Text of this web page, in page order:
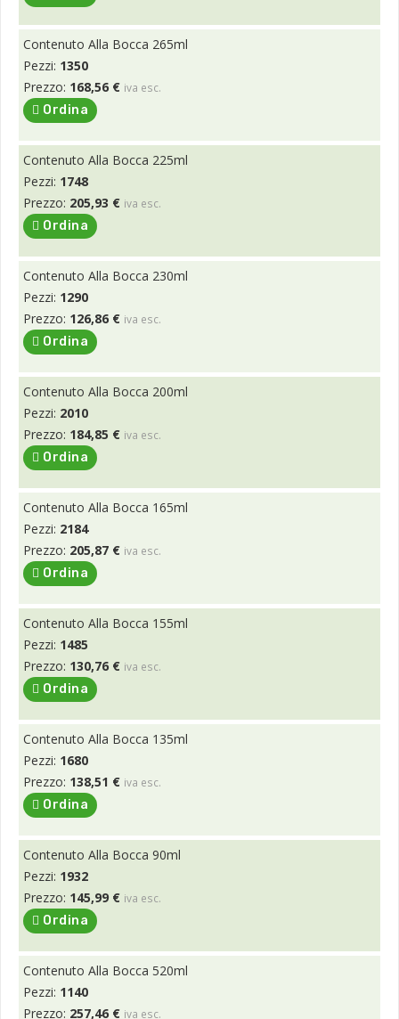
Contenuto Alla Bocca 265ml
Pezzi: 1350
Prezzo: 168,56 € iva esc.
Ordina
Contenuto Alla Bocca 225ml
Pezzi: 1748
Prezzo: 205,93 € iva esc.
Ordina
Contenuto Alla Bocca 230ml
Pezzi: 1290
Prezzo: 126,86 € iva esc.
Ordina
Contenuto Alla Bocca 200ml
Pezzi: 2010
Prezzo: 184,85 € iva esc.
Ordina
Contenuto Alla Bocca 165ml
Pezzi: 2184
Prezzo: 205,87 € iva esc.
Ordina
Contenuto Alla Bocca 155ml
Pezzi: 1485
Prezzo: 130,76 € iva esc.
Ordina
Contenuto Alla Bocca 135ml
Pezzi: 1680
Prezzo: 138,51 € iva esc.
Ordina
Contenuto Alla Bocca 90ml
Pezzi: 1932
Prezzo: 145,99 € iva esc.
Ordina
Contenuto Alla Bocca 520ml
Pezzi: 1140
Prezzo: 257,46 € iva esc.